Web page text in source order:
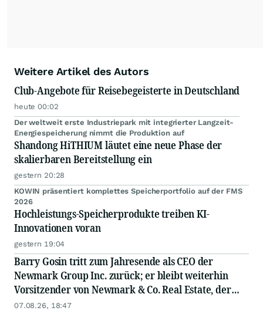
Weitere Artikel des Autors
Club-Angebote für Reisebegeisterte in Deutschland
heute 00:02
Der weltweit erste Industriepark mit integrierter Langzeit-
Energiespeicherung nimmt die Produktion auf
Shandong HiTHIUM läutet eine neue Phase der
skalierbaren Bereitstellung ein
gestern 20:28
KOWIN präsentiert komplettes Speicherportfolio auf der FMS
2026
Hochleistungs-Speicherprodukte treiben KI-
Innovationen voran
gestern 19:04
Barry Gosin tritt zum Jahresende als CEO der
Newmark Group Inc. zurück; er bleibt weiterhin
Vorsitzender von Newmark & Co. Real Estate, der
operativen Gesellschaft von Newmark
07.08.26, 18:47